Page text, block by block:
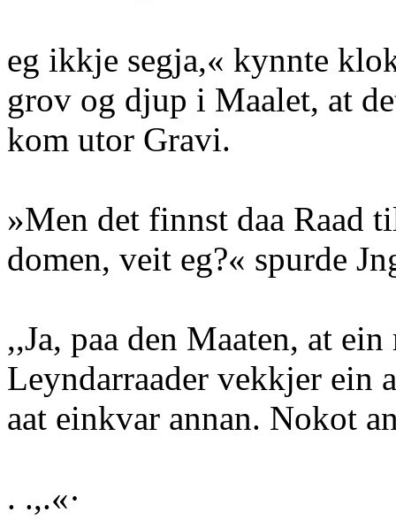
eg ikkje segja,« kynnte
grov og djup i Maalet, at
kom utor Gravi.
»Men det finnst daa Raad
domen, veit eg?« spurde
,,Ja, paa den Maaten, at ein
Leyndarraader vekkjer ein
aat einkvar annan. Nokot
. .,.«·